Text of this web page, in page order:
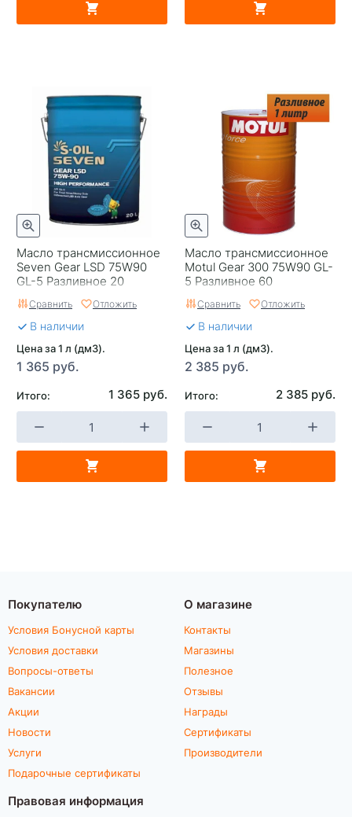
Масло трансмиссионное
Seven Gear LSD 75W90
GL-5 Разливное 20
Сравнить Отложить
В наличии
Цена за 1 л (дм3).
1 365 руб.
Итого: 1 365 руб.
Масло трансмиссионное
Motul Gear 300 75W90 GL-
5 Разливное 60
Сравнить Отложить
В наличии
Цена за 1 л (дм3).
2 385 руб.
Итого: 2 385 руб.
Покупателю
Условия Бонусной карты
Условия доставки
Вопросы-ответы
Вакансии
Акции
Новости
Услуги
Подарочные сертификаты
О магазине
Контакты
Магазины
Полезное
Отзывы
Награды
Сертификаты
Производители
Правовая информация